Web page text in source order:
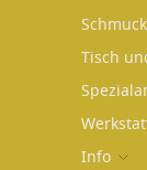
Schmuck
Tisch
Info